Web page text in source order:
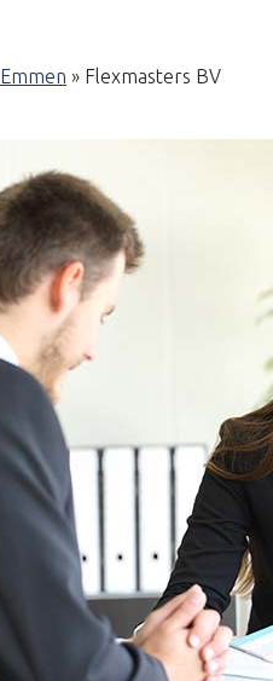
» Flexmasters BV